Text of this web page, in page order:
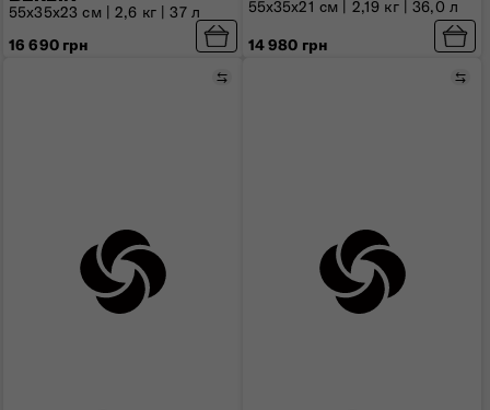
55x35x23 см | 2,6 кг | 37 л
16 690 грн
55x35x21 см | 2,19 кг | 36,0 л
14 980 грн
Порівняти